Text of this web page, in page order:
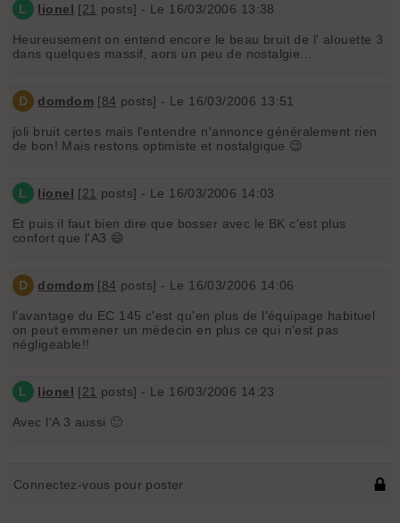
L lionel [21 posts] - Le 16/03/2006 13:38
Heureusement on entend encore le beau bruit de l' alouette 3
dans quelques massif, aors un peu de nostalgie...
D domdom[84 posts] - Le 16/03/2006 13:51
joli bruit certes mais l'entendre n'annonce généralement rien
de bon! Mais restons optimiste et nostalgique 😉
L lionel [21 posts] - Le 16/03/2006 14:03
Et puis il faut bien dire que bosser avec le BK c'est plus
confort que l'A3 😄
D domdom[84 posts] - Le 16/03/2006 14:06
l'avantage du EC 145 c'est qu'en plus de l'équipage habituel
on peut emmener un médecin en plus ce qui n'est pas
négligeable!!
L lionel [21 posts] - Le 16/03/2006 14:23
Avec l'A 3 aussi 🙂
Connectez-vous pour poster